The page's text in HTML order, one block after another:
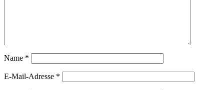
Name *
E-Mail-Adresse *